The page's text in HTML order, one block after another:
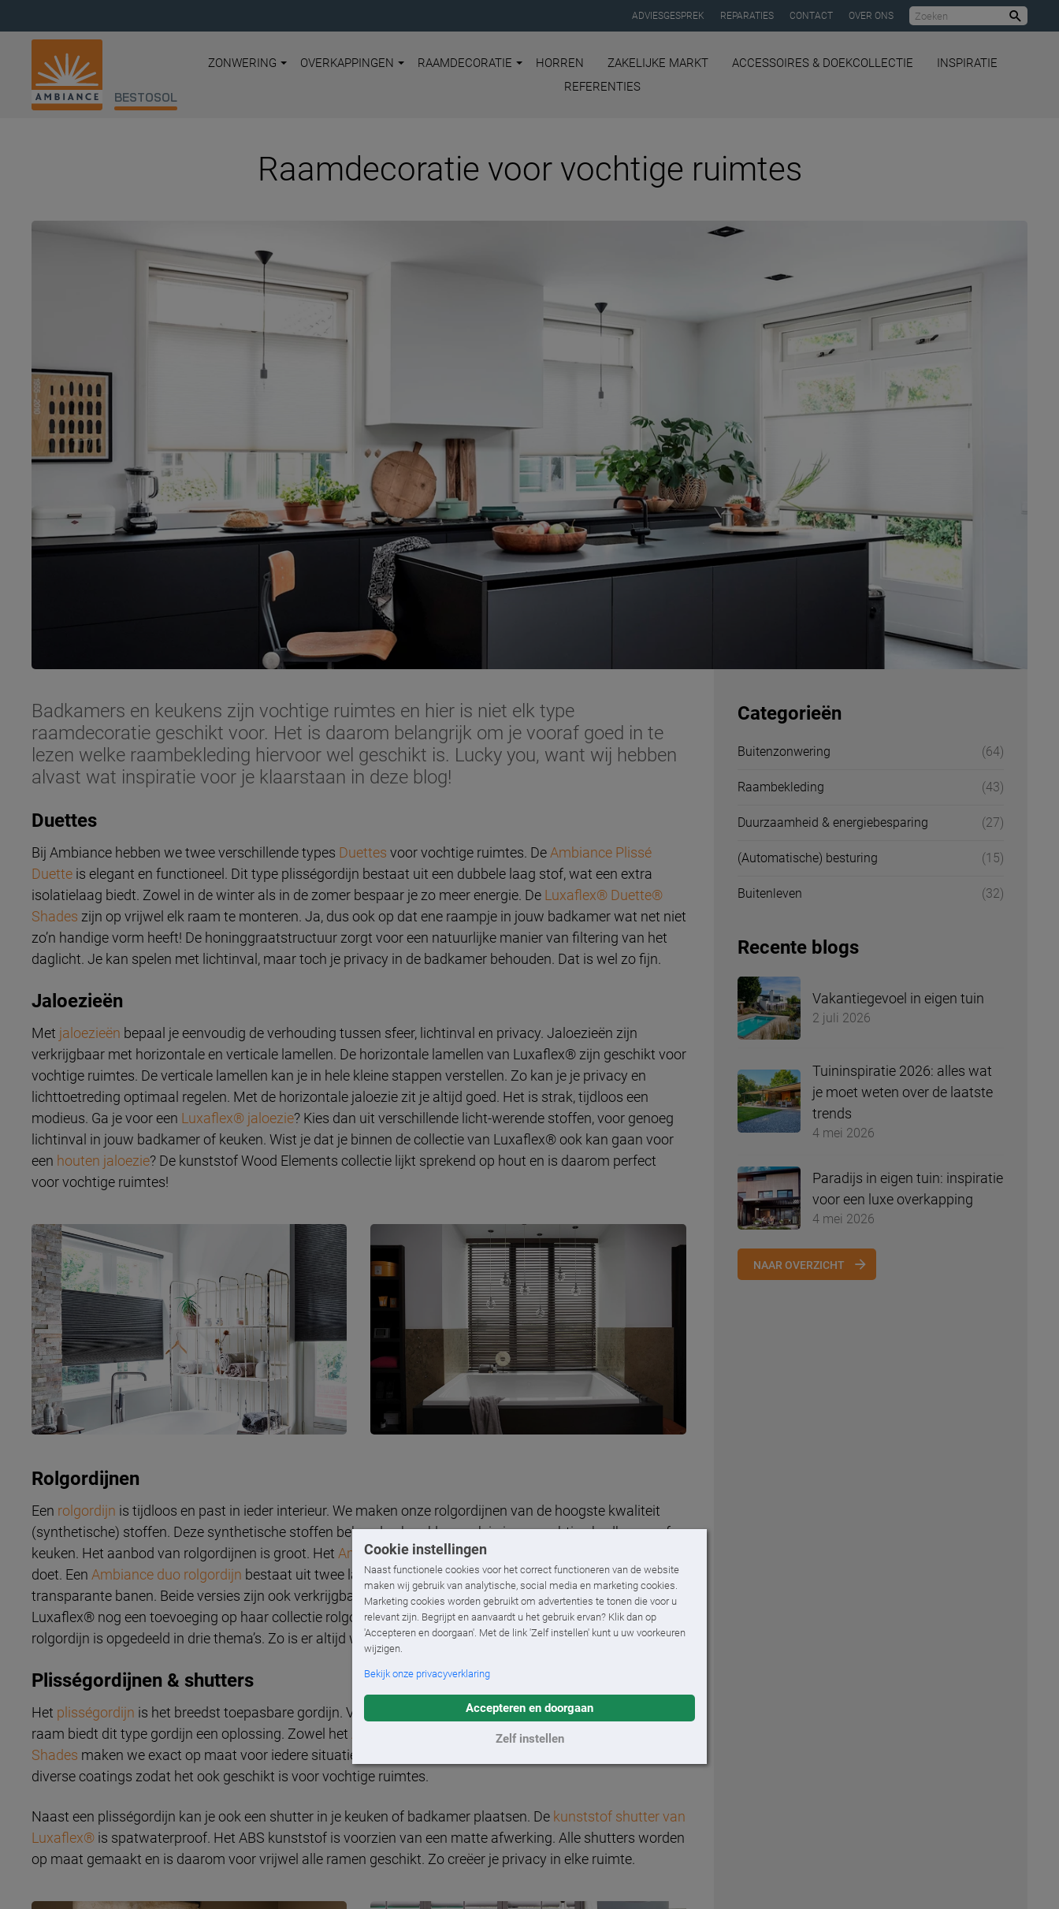
Cookie instellingen
Naast functionele cookies voor het correct functioneren van de website
maken wij gebruik van analytische, social media en marketing cookies.
Marketing cookies worden gebruikt om advertenties te tonen die voor u
relevant zijn. Begrijpt en aanvaardt u het gebruik ervan? Klik dan op
'Accepteren en doorgaan'. Met de link 'Zelf instellen' kunt u uw voorkeuren
wijzigen.
Bekijk onze privacyverklaring
Accepteren en doorgaan
Zelf instellen
ADVIESGESPREK REPARATIES CONTACT OVER ONS
BESTOSOL
ZONWERING OVERKAPPINGEN RAAMDECORATIE HORREN ZAKELIJKE MARKT ACCESSOIRES & DOEKCOLLECTIE
INSPIRATIE
REFERENTIES
Raamdecoratie voor vochtige ruimtes
Badkamers en keukens zijn vochtige ruimtes en hier is niet elk type
raamdecoratie geschikt voor. Het is daarom belangrijk om je vooraf goed in te
lezen welke raambekleding hiervoor wel geschikt is. Lucky you, want wij hebben
alvast wat inspiratie voor je klaarstaan in deze blog!
Duettes
Bij Ambiance hebben we twee verschillende types Duettes voor vochtige ruimtes. De Ambiance Plissé
Duette is elegant en functioneel. Dit type plisségordijn bestaat uit een dubbele laag stof, wat een extra
isolatielaag biedt. Zowel in de winter als in de zomer bespaar je zo meer energie. De Luxaflex® Duette®
Shades zijn op vrijwel elk raam te monteren. Ja, dus ook op dat ene raampje in jouw badkamer wat net niet
zo’n handige vorm heeft! De honinggraatstructuur zorgt voor een natuurlijke manier van filtering van het
daglicht. Je kan spelen met lichtinval, maar toch je privacy in de badkamer behouden. Dat is wel zo fijn.
Jaloezieën
Met jaloezieën bepaal je eenvoudig de verhouding tussen sfeer, lichtinval en privacy. Jaloezieën zijn
verkrijgbaar met horizontale en verticale lamellen. De horizontale lamellen van Luxaflex® zijn geschikt voor
vochtige ruimtes. De verticale lamellen kan je in hele kleine stappen verstellen. Zo kan je je privacy en
lichttoetreding optimaal regelen. Met de horizontale jaloezie zit je altijd goed. Het is strak, tijdloos een
modieus. Ga je voor een Luxaflex® jaloezie? Kies dan uit verschillende licht-werende stoffen, voor genoeg
lichtinval in jouw badkamer of keuken. Wist je dat je binnen de collectie van Luxaflex® ook kan gaan voor
een houten jaloezie? De kunststof Wood Elements collectie lijkt sprekend op hout en is daarom perfect
voor vochtige ruimtes!
Rolgordijnen
Een rolgordijn is tijdloos en past in ieder interieur. We maken onze rolgordijnen van de hoogste kwaliteit
(synthetische) stoffen. Deze synthetische stoffen behouden hun kleur, ook in jouw vochtige badkamer of
keuken. Het aanbod van rolgordijnen is groot. Het Ambiance rolgordijnis een echte basic die het altijd goed
doet. Een Ambiance duo rolgordijn bestaat uit twee lagen stof die voorzien zijn van transparante en niet-
transparante banen. Beide versies zijn ook verkrijgbaar van het merk Luxaflex®. Daarnaast heeft
Luxaflex® nog een toevoeging op haar collectie rolgordijnen: deLuxaflex® LightLine Rolgordijn. Dit type
rolgordijn is opgedeeld in drie thema’s. Zo is er altijd wel een thema dat bij jouw interieur past.
Plisségordijnen & shutters
Het plisségordijn is het breedst toepasbare gordijn. Vrijwel alle uitvoeringen zijn mogelijk en voor ieder
raam biedt dit type gordijn een oplossing. Zowel het
en deLuxaflex® Plissé
Shades maken we exact op maat voor iedere situatie. Bovendien kunnen we het gordijn voorzien van
diverse coatings zodat het ook geschikt is voor vochtige ruimtes.
Naast een plisségordijn kan je ook een shutter in je keuken of badkamer plaatsen. De kunststof shutter van
Luxaflex® is spatwaterproof. Het ABS kunststof is voorzien van een matte afwerking. Alle shutters worden
op maat gemaakt en is daarom voor vrijwel alle ramen geschikt. Zo creëer je privacy in elke ruimte.
Categorieën
Buitenzonwering (64)
Raambekleding (43)
Duurzaamheid & energiebesparing (27)
(Automatische) besturing (15)
Buitenleven (32)
Recente blogs
Vakantiegevoel in eigen tuin
2 juli 2026
Tuininspiratie 2026: alles wat
je moet weten over de laatste
trends
4 mei 2026
Paradijs in eigen tuin: inspiratie
voor een luxe overkapping
4 mei 2026
NAAR OVERZICHT